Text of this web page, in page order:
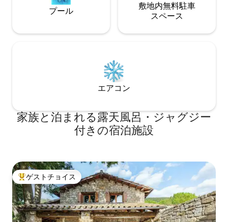
プール
敷地内無料駐⁠車
ス⁠ペ⁠ー⁠ス
エアコン
家族と泊まれる露天風呂・ジャグジー
付きの宿泊施設
大好評のゲストチョイスです。
ゲストチョイス